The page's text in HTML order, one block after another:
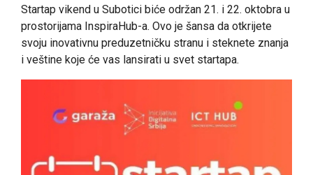
Startap vikend u Subotici biće održan 21. i 22. oktobra u
prostorijama InspiraHub-a. Ovo je šansa da otkrijete
svoju inovativnu preduzetničku stranu i steknete znanja
i veštine koje će vas lansirati u svet startapa.